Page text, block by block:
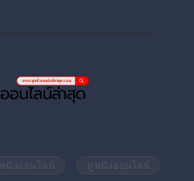
หนังออนไลน์ ดูหนังออนไลน์